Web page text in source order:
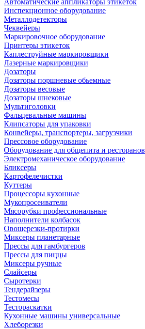
Автоматические аппликаторы этикеток
Инспекционное оборудование
Металлодетекторы
Чеквейеры
Маркировочное оборудование
Принтеры этикеток
Каплеструйные маркировщики
Лазерные маркировщики
Дозаторы
Дозаторы поршневые обьемные
Дозаторы весовые
Дозаторы шнековые
Мультиголовки
Фальцевальные машины
Клипсаторы для упаковки
Конвейеры, транспортеры, загрузчики
Прессовое оборудование
Оборудование для общепита и ресторанов
Электромеханическое оборудование
Бликсеры
Картофелечистки
Куттеры
Процессоры кухонные
Мукопросеиватели
Мясорубки профессиональные
Наполнители колбасок
Овощерезки-протирки
Миксеры планетарные
Прессы для гамбургеров
Прессы для пиццы
Миксеры ручные
Слайсеры
Сыротерки
Тендерайзеры
Тестомесы
Тестораскатки
Кухонные машины универсальные
Хлеборезки